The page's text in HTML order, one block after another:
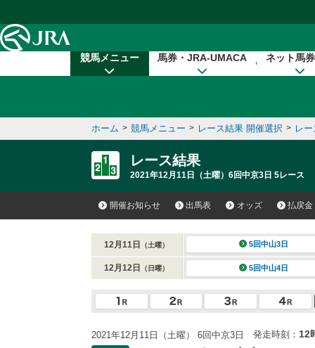
競馬メニュー 馬券・JRA-UMACA ネット馬
ホーム > 競馬メニュー > レース結果 開催選択 > レ
レース結果
2021年12月11日（土曜）6回中京3日 5レース
開催お知らせ 出馬表 オッズ 払戻金
12月11日 （土曜） 5回中山3日
12月12日 （日曜） 5回中山4日
2021年12月11日（土曜） 6回中京3日 発走時刻： 12